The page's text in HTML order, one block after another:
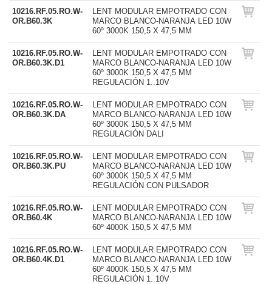
10216.RF.05.RO.W-
OR.B60.3K
LENT MODULAR EMPOTRADO CON
MARCO BLANCO-NARANJA LED 10W
60º 3000K 150,5 X 47,5 MM
10216.RF.05.RO.W-
OR.B60.3K.D1
LENT MODULAR EMPOTRADO CON
MARCO BLANCO-NARANJA LED 10W
60º 3000K 150,5 X 47,5 MM
REGULACIÓN 1..10V
10216.RF.05.RO.W-
OR.B60.3K.DA
LENT MODULAR EMPOTRADO CON
MARCO BLANCO-NARANJA LED 10W
60º 3000K 150,5 X 47,5 MM
REGULACIÓN DALI
10216.RF.05.RO.W-
OR.B60.3K.PU
LENT MODULAR EMPOTRADO CON
MARCO BLANCO-NARANJA LED 10W
60º 3000K 150,5 X 47,5 MM
REGULACIÓN CON PULSADOR
10216.RF.05.RO.W-
OR.B60.4K
LENT MODULAR EMPOTRADO CON
MARCO BLANCO-NARANJA LED 10W
60º 4000K 150,5 X 47,5 MM
10216.RF.05.RO.W-
OR.B60.4K.D1
LENT MODULAR EMPOTRADO CON
MARCO BLANCO-NARANJA LED 10W
60º 4000K 150,5 X 47,5 MM
REGULACIÓN 1..10V